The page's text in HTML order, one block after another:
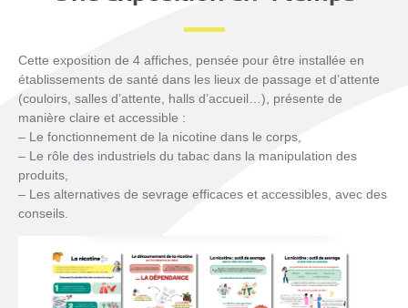
Cette exposition de 4 affiches, pensée pour être installée en
établissements de santé dans les lieux de passage et d’attente
(couloirs, salles d’attente, halls d’accueil…), présente de
manière claire et accessible :
– Le fonctionnement de la nicotine dans le corps,
– Le rôle des industriels du tabac dans la manipulation des
produits,
– Les alternatives de sevrage efficaces et accessibles, avec des
conseils.